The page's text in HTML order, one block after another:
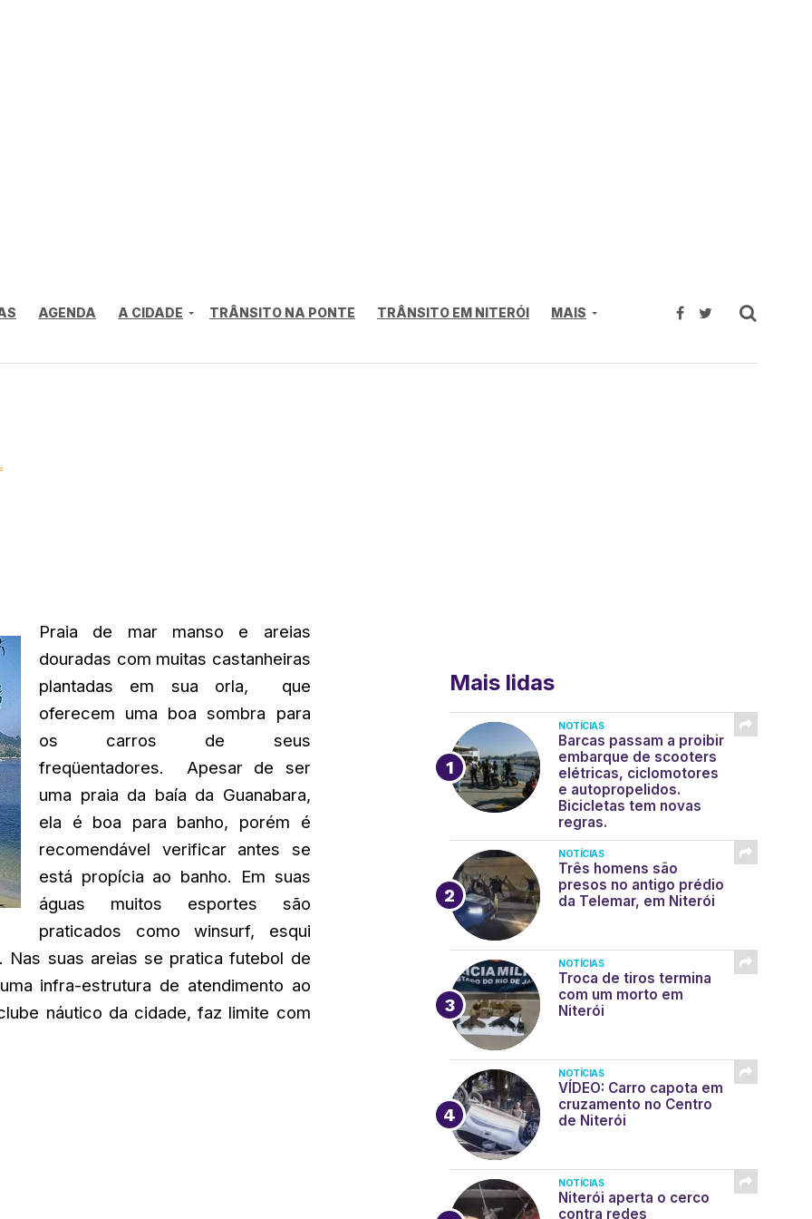
AGENDA A CIDADE TRÂNSITO NA PONTE TRÂNSITO EM NITERÓI MAIS
.
Praia de mar manso e areias
douradas com muitas castanheiras
plantadas em sua orla, que
oferecem uma boa sombra para
os carros de seus
freqüentadores. Apesar de ser
uma praia da baía da Guanabara,
ela é boa para banho, porém é
recomendável verificar antes se
está propícia ao banho. Em suas
águas muitos esportes são
praticados como winsurf, esqui
suas areias se pratica futebol de
infra-estrutura de atendimento ao
náutico da cidade, faz limite com
Mais lidas
NOTÍCIAS
Barcas passam a proibir
embarque de scooters
elétricas, ciclomotores
e autopropelidos.
Bicicletas tem novas
regras.
NOTÍCIAS
Três homens são
presos no antigo prédio
da Telemar, em Niterói
NOTÍCIAS
Troca de tiros termina
com um morto em
Niterói
NOTÍCIAS
VÍDEO: Carro capota em
cruzamento no Centro
de Niterói
NOTÍCIAS
Niterói aperta o cerco
contra redes